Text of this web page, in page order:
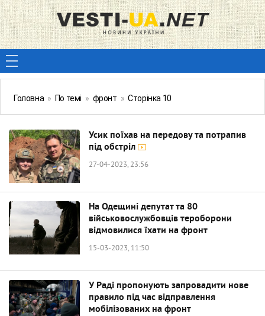
Головна » По темі » фронт » Сторінка 10
Усик поїхав на передову та потрапив
під обстріл
27-04-2023, 23:56
На Одещині депутат та 80
військовослужбовців тероборони
відмовилися їхати на фронт
15-03-2023, 11:50
У Раді пропонують запровадити нове
правило під час відправлення
мобілізованих на фронт